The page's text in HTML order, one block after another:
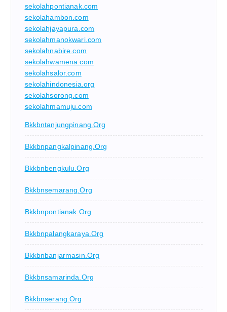
sekolahpontianak.com
sekolahambon.com
sekolahjayapura.com
sekolahmanokwari.com
sekolahnabire.com
sekolahwamena.com
sekolahsalor.com
sekolahindonesia.org
sekolahsorong.com
sekolahmamuju.com
Bkkbntanjungpinang.org
Bkkbnpangkalpinang.org
Bkkbnbengkulu.org
Bkkbnsemarang.org
Bkkbnpontianak.org
Bkkbnpalangkaraya.org
Bkkbnbanjarmasin.org
Bkkbnsamarinda.org
Bkkbnserang.org